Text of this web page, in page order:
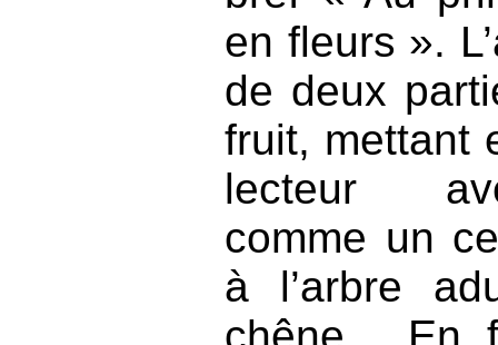
en fleurs ».
de deux
fruit, mettant
lecteur
comme un
à l’arbre